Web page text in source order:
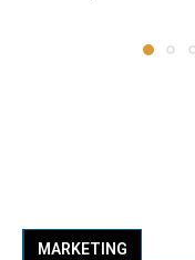
MARKETING